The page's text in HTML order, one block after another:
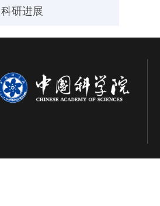
科研进展